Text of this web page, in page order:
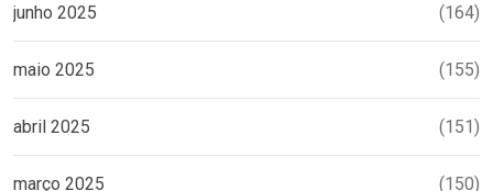
junho 2025 (164)
maio 2025 (155)
abril 2025 (151)
março 2025 (150)